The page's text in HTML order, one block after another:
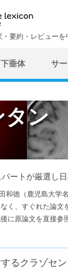
要約・レビューを
下垂体 サ
タン
ートが厳選し
和徳（鹿児島大学
く、すぐれた論文
に原論文を直接参
るクラゾセ